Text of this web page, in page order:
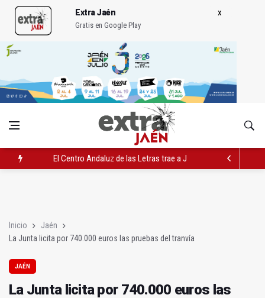
Extra Jaén
Gratis en Google Play
El Centro Andaluz de las Letras trae a Jaén al filósofo Omar
Inicio
Jaén
La Junta licita por 740.000 euros las pruebas del tranvía
JAÉN
La Junta licita por 740.000 euros las